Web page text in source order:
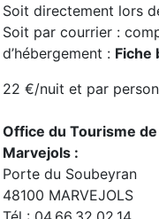
Soit directement lors
Soit par courrier :
d’hébergement : Fiche
22 €/nuit et par
Office du Tourisme de
Marvejols :
Porte du Soubeyran
48100 MARVEJOLS